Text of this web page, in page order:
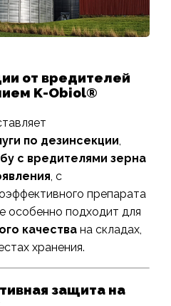
от вредителей
K-Obiol®
по дезинсекции,
с вредителями зерна
, с
препарата
особенно подходит для
качества на складах,
хранения.
защита на